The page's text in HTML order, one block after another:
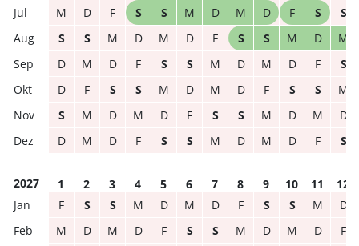
M
D F S S M D M D F S
S
S
S M D M D F S S M D
M
D
M D F S S M D M D F
S
D
F S S M D M D F S S
M
S
M D M D F S S M D M
D
D
M D F S S M D M D F S
2027 1 2 3 4 5 6 7 8 9 10 11
12
F
S S M D M D F S S M
D
M
D M D F S S M D M D
F